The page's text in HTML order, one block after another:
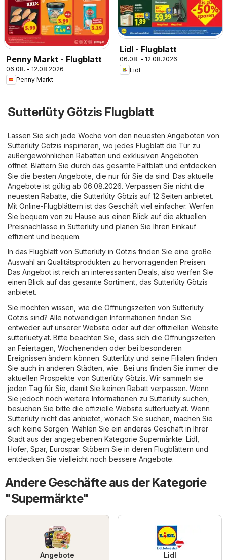
Penny Markt - Flugblatt
06.08. - 12.08.2026
Penny Markt
Lidl - Flugblatt
06.08. - 12.08.2026
Lidl
Sutterlüty Götzis Flugblatt
Lassen Sie sich jede Woche von den neuesten Angeboten von
Sutterlüty Götzis inspirieren, wo jedes Flugblatt die Tür zu
außergewöhnlichen Rabatten und exklusiven Angeboten
öffnet. Blättern Sie durch das gesamte Faltblatt und entdecken
Sie die besten Angebote, die nur für Sie da sind. Das aktuelle
Angebote ist gültig ab 06.08.2026. Verpassen Sie nicht die
neuesten Rabatte, die Sutterlüty Götzis auf 12 Seiten anbietet.
Mit Online-Flugblättern ist das Geschäft viel einfacher. Werfen
Sie bequem von zu Hause aus einen Blick auf die aktuellen
Preisnachlässe in Sutterlüty und planen Sie Ihren Einkauf
effizient und bequem.
In das Flugblatt von Sutterlüty in Götzis finden Sie eine große
Auswahl an Qualitätsprodukten zu hervorragenden Preisen.
Das Angebot ist reich an interessanten Deals, also werfen Sie
einen Blick auf das gesamte Sortiment, das Sutterlüty Götzis
anbietet.
Sie möchten wissen, wie die Öffnungszeiten von Sutterlüty
Götzis sind? Alle notwendigen Informationen finden Sie
entweder auf unserer Website oder auf der offiziellen Website
sutterluety.at. Bitte beachten Sie, dass sich die Öffnungszeiten
an Feiertagen, Wochenenden oder bei besonderen
Ereignissen ändern können. Sutterlüty und seine Filialen finden
Sie auch in anderen Städten, wie . Bei uns finden Sie immer die
aktuellen Prospekte von Sutterlüty Götzis. Wir sammeln sie
jeden Tag für Sie, damit Sie keinen Rabatt verpassen. Wenn
Sie jedoch noch weitere Informationen zu Sutterlüty suchen,
besuchen Sie bitte die offizielle Website sutterluety.at. Wenn
Sutterlüty nicht das anbietet, wonach Sie suchen, machen Sie
sich keine Sorgen. Wählen Sie ein anderes Geschäft in Ihrer
Stadt aus der angegebenen Kategorie Supermärkte: Lidl
Hofer, Spar, Eurospar. Stöbern Sie in deren Flugblättern und
entdecken Sie vielleicht noch bessere Angebote.
Andere Geschäfte aus der Kategorie
"Supermärkte"
Angebote Lidl